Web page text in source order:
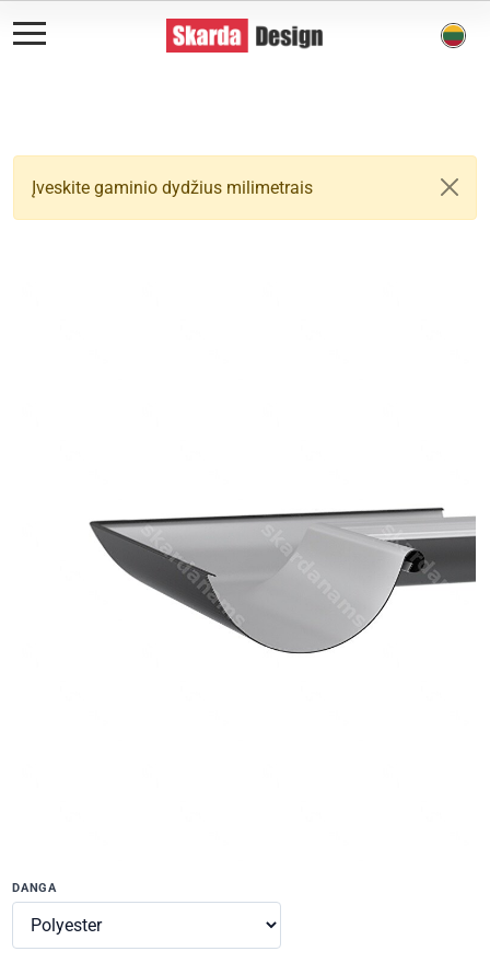
Įveskite gaminio dydžius milimetrais
DANGA